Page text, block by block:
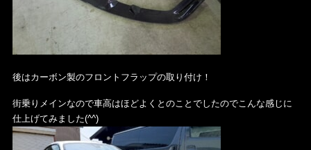
後はカーボン製のフロントフラップの取り付け！
街乗りメインなので車高はほどよくとのことでしたのでこんな感じに
仕上げてみました(^^)